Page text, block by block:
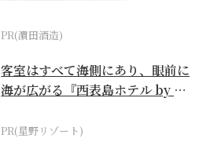
PR(濵田酒造)
客室はすべて海側にあり、眼前に
海が広がる『西表島ホテル by 星
PR(星野リゾート)